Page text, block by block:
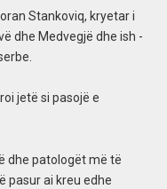
Stankoviq, kryetar i
dhe Medvegjë dhe ish -
jetë si pasojë e
dhe patologët më të
pasur ai kreu edhe